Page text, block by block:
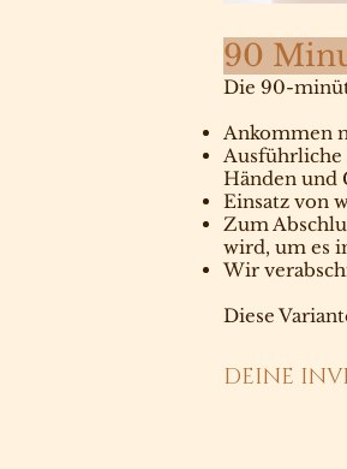
90
Die 90-
Ankommen
Ausführliche
Händen und
Einsatz von
Zum
wird, um es
Wir
Diese
DEINE